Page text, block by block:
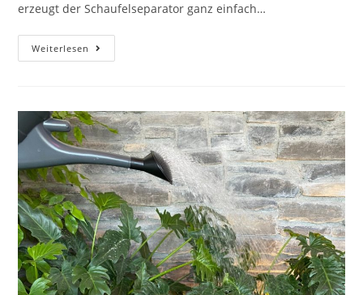
erzeugt der Schaufelseparator ganz einfach…
Weiterlesen
Mischen,